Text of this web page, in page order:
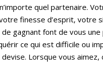
quel partenaire.
finesse d’esprit, votre
gagnant font de vous une
ce qui est difficile ou
Lorsque vous aimez,